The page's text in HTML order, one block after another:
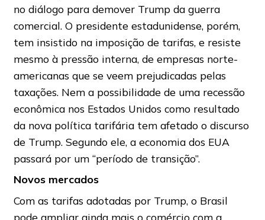
no diálogo para demover Trump da guerra
comercial. O presidente estadunidense, porém,
tem insistido na imposição de tarifas, e resiste
mesmo à pressão interna, de empresas norte-
americanas que se veem prejudicadas pelas
taxações. Nem a possibilidade de uma recessão
econômica nos Estados Unidos como resultado
da nova política tarifária tem afetado o discurso
de Trump. Segundo ele, a economia dos EUA
passará por um “período de transição”.
Novos mercados
Com as tarifas adotadas por Trump, o Brasil
pode ampliar ainda mais o comércio com a